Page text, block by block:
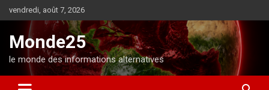
l
vendredi, août 7, 2026
Monde25
le monde des informations alternatives